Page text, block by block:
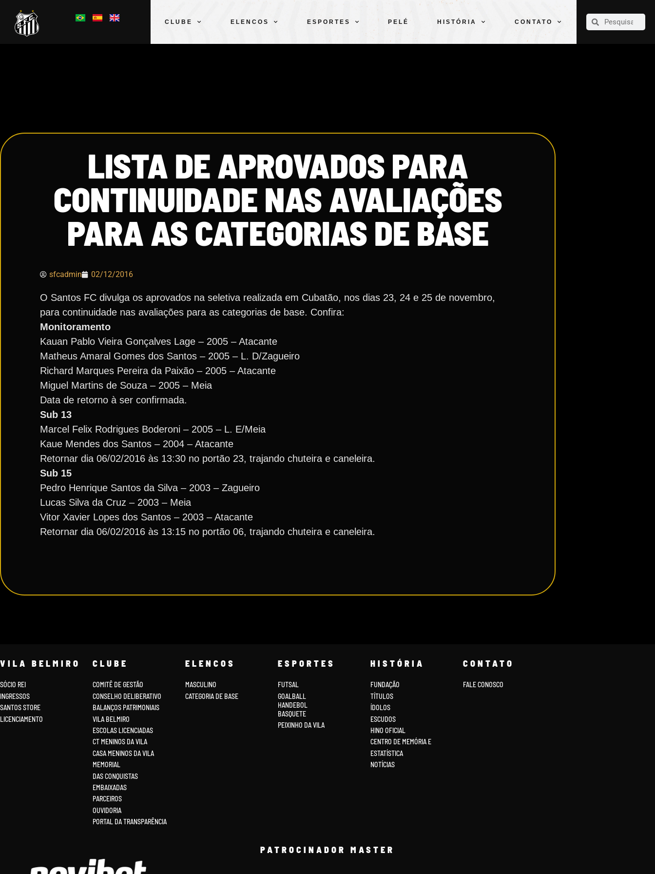
CLUBE ELENCOS ESPORTES PELÉ HISTÓRIA CONTATO
CLUBE
LISTA DE APROVADOS PARA
CONTINUIDADE NAS AVALIAÇÕES
PARA AS CATEGORIAS DE BASE
sfcadmin 02/12/2016
O Santos FC divulga os aprovados na seletiva realizada em Cubatão, nos dias 23, 24 e 25 de novembro,
para continuidade nas avaliações para as categorias de base. Confira:
Monitoramento
Kauan Pablo Vieira Gonçalves Lage – 2005 – Atacante
Matheus Amaral Gomes dos Santos – 2005 – L. D/Zagueiro
Richard Marques Pereira da Paixão – 2005 – Atacante
Miguel Martins de Souza – 2005 – Meia
Data de retorno à ser confirmada.
Sub 13
Marcel Felix Rodrigues Boderoni – 2005 – L. E/Meia
Kaue Mendes dos Santos – 2004 – Atacante
Retornar dia 06/02/2016 às 13:30 no portão 23, trajando chuteira e caneleira.
Sub 15
Pedro Henrique Santos da Silva – 2003 – Zagueiro
Lucas Silva da Cruz – 2003 – Meia
Vitor Xavier Lopes dos Santos – 2003 – Atacante
Retornar dia 06/02/2016 às 13:15 no portão 06, trajando chuteira e caneleira.
VILA BELMIRO
SÓCIO REI
INGRESSOS
SANTOS STORE
LICENCIAMENTO
CLUBE
COMITÊ DE GESTÃO
CONSELHO DELIBERATIVO
BALANÇOS PATRIMONIAIS
VILA BELMIRO
ESCOLAS LICENCIADAS
CT MENINOS DA VILA
CASA MENINOS DA VILA
MEMORIAL
DAS CONQUISTAS
EMBAIXADAS
PARCEIROS
OUVIDORIA
PORTAL DA TRANSPARÊNCIA
ELENCOS
MASCULINO
CATEGORIA DE BASE
ESPORTES
FUTSAL
GOALBALL
HANDEBOL
BASQUETE
PEIXINHO DA VILA
HISTÓRIA
FUNDAÇÃO
TÍTULOS
ÍDOLOS
ESCUDOS
HINO OFICIAL
CENTRO DE MEMÓRIA E
ESTATÍSTICA
NOTÍCIAS
CONTATO
FALE CONOSCO
PATROCINADOR MASTER